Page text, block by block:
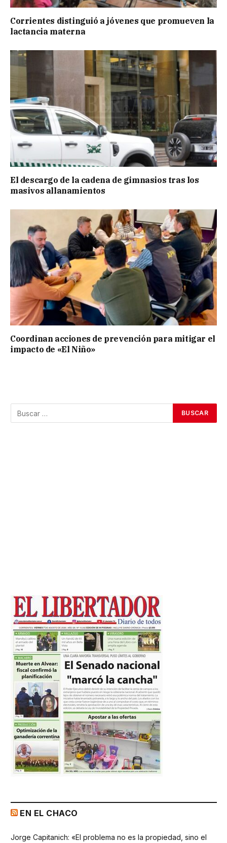
Corrientes distinguió a jóvenes que promueven la
lactancia materna
El descargo de la cadena de gimnasios tras los
masivos allanamientos
Coordinan acciones de prevención para mitigar el
impacto de «El Niño»
EN EL CHACO
Jorge Capitanich: «El problema no es la propiedad, sino el